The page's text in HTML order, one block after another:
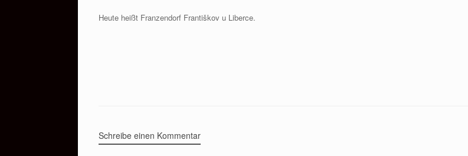
Heute heißt Franzendorf Františkov u Liberce.
Schreibe einen Kommentar